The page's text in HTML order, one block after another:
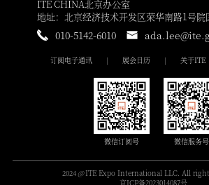
ITE CHINA北京办公室
地址：北京经济技术开发区荣华南路1号院
010-5142-6010
订阅电子通讯 展会日历 关于ITE
微信订阅号 微信服务号
2024@ITE Expo International LLC. All
京ICP备2023014087号